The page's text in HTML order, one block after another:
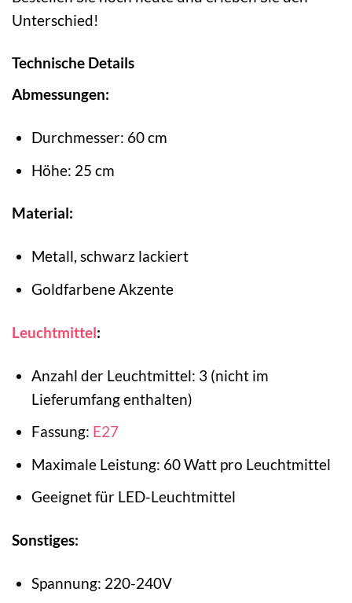
Unterschied!
Technische Details
Abmessungen:
Durchmesser: 60 cm
Höhe: 25 cm
Material:
Metall, schwarz lackiert
Goldfarbene Akzente
Leuchtmittel:
Anzahl der Leuchtmittel: 3 (nicht im
Lieferumfang enthalten)
Fassung: E27
Maximale Leistung: 60 Watt pro Leuchtmittel
Geeignet für LED-Leuchtmittel
Sonstiges:
Spannung: 220-240V